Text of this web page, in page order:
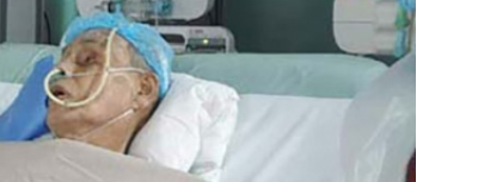
পালনে
আসছেন